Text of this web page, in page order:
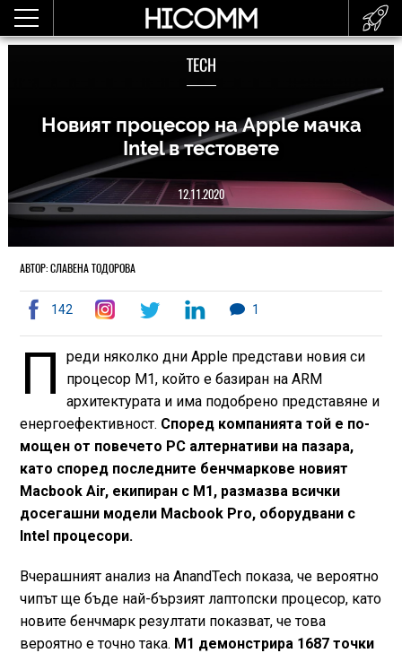
TECH
Новият процесор на Apple мачка
Intel в тестовете
12.11.2020
АВТОР: СЛАВЕНА ТОДОРОВА
142 1
П
реди няколко дни Apple представи новия си
процесор M1, който е базиран на ARM
архитектурата и има подобрено представяне и
енергоефективност. Според компанията той е по-
мощен от повечето PC алтернативи на пазара,
като според последните бенчмаркове новият
Macbook Air, екипиран с M1, размазва всички
досегашни модели Macbook Pro, оборудвани с
Intel процесори.
Вчерашният анализ на AnandTech показа, че вероятно
чипът ще бъде най-бързият лаптопски процесор, като
новите бенчмарк резултати показват, че това
вероятно е точно така. M1 демонстрира 1687 точки